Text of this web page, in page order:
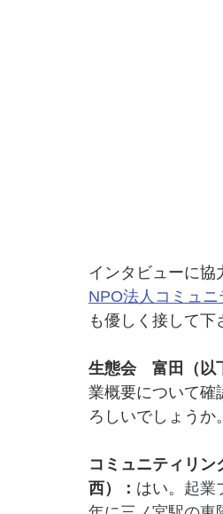
インタビューに協
NPO法人コミュニ
も優しく接して下
生態会　富田（以
業概要について確
ろしいでしょうか。
コミュニティリン
西）： はい。 起業